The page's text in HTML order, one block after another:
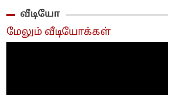
தொடங்கவுள்ளதாக
அறிவித்துள்ளார்.
மசோதா மக்களவையில்
நிறைவேற்றப்பட்டுள்ளது.
வீடியோ
மேலும் வீடியோக்கள்